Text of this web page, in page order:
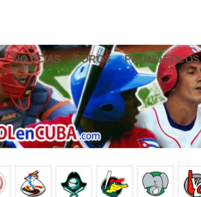
NOTICIAS FOROS PRONÓSTICOS